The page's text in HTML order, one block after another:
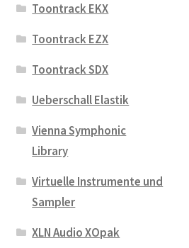
Toontrack EKX
Toontrack EZX
Toontrack SDX
Ueberschall Elastik
Vienna Symphonic
Library
Virtuelle Instrumente und
Sampler
XLN Audio XOpak